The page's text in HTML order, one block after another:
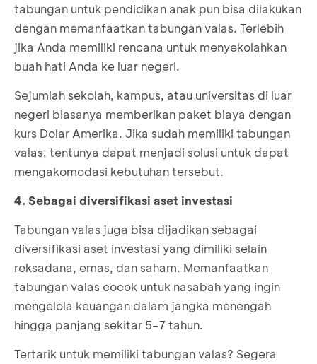
tabungan untuk pendidikan anak pun bisa dilakukan
dengan memanfaatkan tabungan valas. Terlebih
jika Anda memiliki rencana untuk menyekolahkan
buah hati Anda ke luar negeri.
Sejumlah sekolah, kampus, atau universitas di luar
negeri biasanya memberikan paket biaya dengan
kurs Dolar Amerika. Jika sudah memiliki tabungan
valas, tentunya dapat menjadi solusi untuk dapat
mengakomodasi kebutuhan tersebut.
4. Sebagai diversifikasi aset investasi
Tabungan valas juga bisa dijadikan sebagai
diversifikasi aset investasi yang dimiliki selain
reksadana, emas, dan saham. Memanfaatkan
tabungan valas cocok untuk nasabah yang ingin
mengelola keuangan dalam jangka menengah
hingga panjang sekitar 5–7 tahun.
Tertarik untuk memiliki tabungan valas? Segera